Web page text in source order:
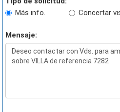
Más info.
Concertar
Mensaje: